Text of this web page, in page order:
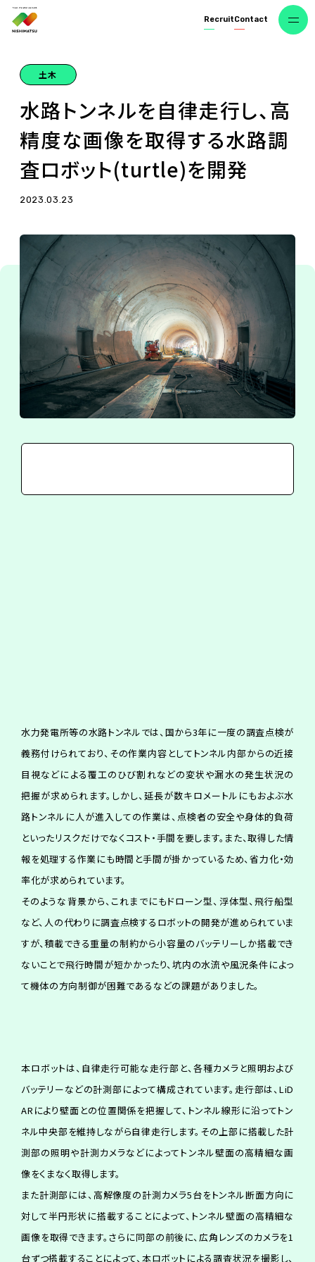
RecruitContact
土木
水路トンネルを自律走行し、 高
精度な画像を取得する水路調
査ロボット(turtle)を開発
2023.03.23
水力発電所等の水路トンネルでは、国から3年に一度の調査点検が
義務付けられており、その作業内容としてトンネル内部からの近接
目視などによる覆工のひび割れなどの変状や漏水の発生状況の
把握が求められます。しかし、延長が数キロメートルにもおよぶ水
路トンネルに人が進入しての作業は、点検者の安全や身体的負荷
といったリスクだけでなくコスト・手間を要します。また、取得した情
報を処理する作業にも時間と手間が掛かっているため、省力化・効
率化が求められています。
そのような背景から、これまでにもドローン型、浮体型、飛行船型
など、人の代わりに調査点検するロボットの開発が進められていま
すが、積載できる重量の制約から小容量のバッテリーしか搭載でき
ないことで飛行時間が短かかったり、坑内の水流や風況条件によっ
て機体の方向制御が困難であるなどの課題がありました。
本ロボットは、自律走行可能な走行部と、各種カメラと照明および
バッテリーなどの計測部によって構成されています。走行部は、LiD
ARにより壁面との位置関係を把握して、トンネル線形に沿ってトン
ネル中央部を維持しながら自律走行します。その上部に搭載した計
測部の照明や計測カメラなどによってトンネル壁面の高精細な画
像をくまなく取得します。
また計測部には、高解像度の計測カメラ5台をトンネル断面方向に
対して半円形状に搭載することによって、トンネル壁面の高精細な
画像を取得できます。さらに同部の前後に、広角レンズのカメラを1
台ずつ搭載することによって、本ロボットによる調査状況を撮影し、